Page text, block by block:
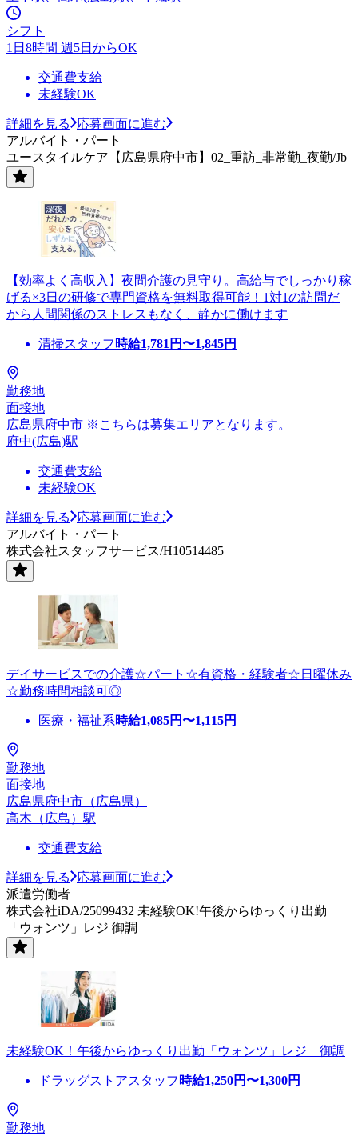
シフト
1日8時間 週5日からOK
交通費支給
未経験OK
詳細を見る
応募画面に進む
アルバイト・パート
ユースタイルケア【広島県府中市】02_重訪_非常勤_夜勤/Jb
【効率よく高収入】夜間介護の見守り。高給与でしっかり稼
げる×3日の研修で専門資格を無料取得可能！1対1の訪問だ
から人間関係のストレスもなく、静かに働けます
清掃スタッフ 時給1,781 円〜1,845円
勤務地
面接地
広島県府中市 ※こちらは募集エリアとなります。
府中(広島)駅
交通費支給
未経験OK
詳細を見る
応募画面に進む
アルバイト・パート
株式会社スタッフサービス/H10514485
デイサービスでの介護☆パート☆有資格・経験者☆日曜休み
☆勤務時間相談可◎
医療・福祉系時給1,085円〜1,115円
勤務地
面接地
広島県府中市（広島県）
高木（広島）駅
交通費支給
詳細を見る
応募画面に進む
派遣労働者
株式会社iDA/25099432 未経験OK!午後からゆっくり出勤
「ウォンツ」レジ 御調
未経験OK！午後からゆっくり出勤「ウォンツ」レジ 御調
ドラッグストアスタッフ 時給1,250円〜1,300円
勤務地